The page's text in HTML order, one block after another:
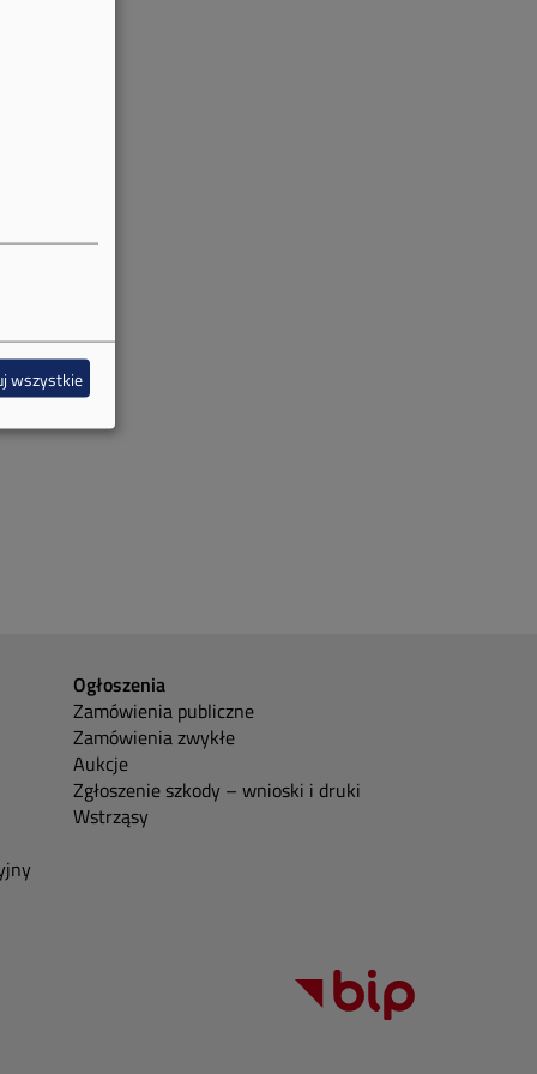
Ogłoszenia
Zamówienia publiczne
Zamówienia zwykłe
Aukcje
Zgłoszenie szkody – wnioski i druki
Wstrząsy
wszystkie